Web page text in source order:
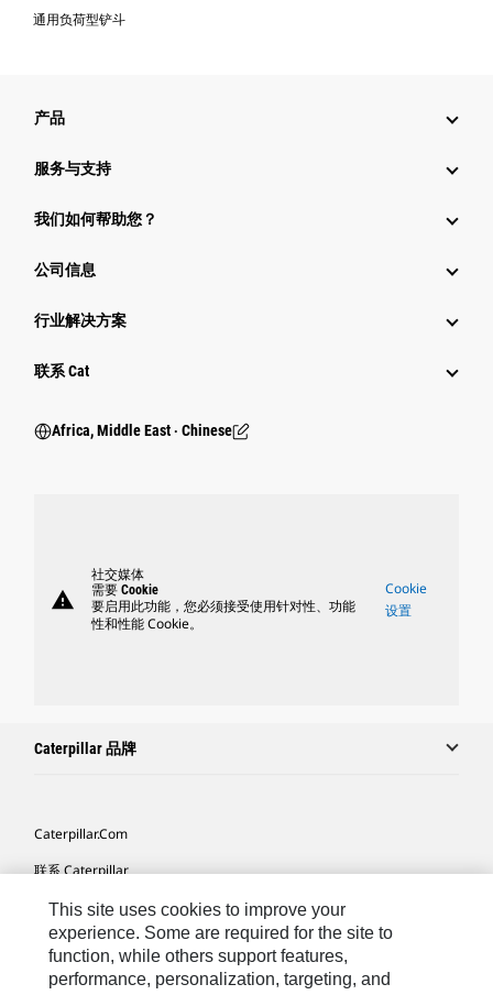
通用负荷型铲斗
产品
服务与支持
我们如何帮助您？
公司信息
行业解决方案
行业
联系 Cat
Africa, Middle East ‧ Chinese
warning
社交媒体
需要 Cookie
要启用此功能，您必须接受使用针对性、功能
性和性能 Cookie。
Cookie
设置
Caterpillar 品牌
Caterpillar.com
联系 Caterpillar
我的营销首选项
站点地图
Cookie Settings
This site uses cookies to improve your
experience. Some are required for the site to
function, while others support features,
performance, personalization, targeting, and